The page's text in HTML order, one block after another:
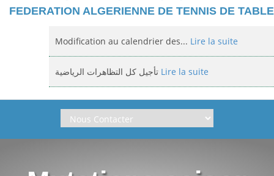
FEDERATION ALGERIENNE DE TENNIS DE TABLE
Modification au calendrier des... Lire la suite
تأجيل كل التظاهرات الرياضية Lire la suite
Domiciliation des compétitions...Lire la suite